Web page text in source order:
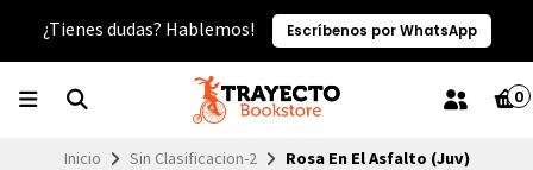
¿Tienes dudas? Hablemos! Escríbenos por WhatsApp
0
Inicio Sin Clasificacion-2 Rosa En El Asfalto (Juv)